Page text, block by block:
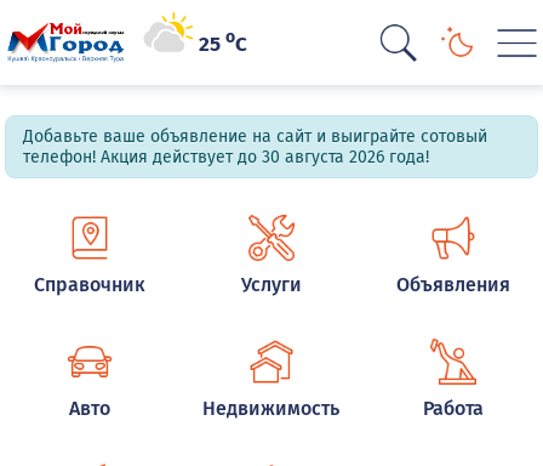
25oC
Добавьте ваше объявление на сайт и выиграйте сотовый
телефон! Акция действует до 30 августа 2026 года!
Справочник Услуги Объявления
Авто Недвижимость Работа